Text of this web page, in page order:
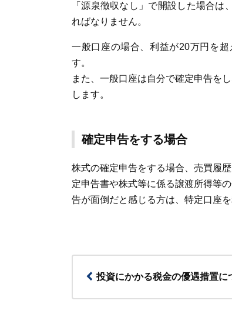
「源泉徴収なし」で開設した場合
ればなりません。
一般口座の場合、利益が20万円を
す。
また、一般口座は自分で確定申告を
します。
確定申告をする場合
株式の確定申告をする場合、売買履
定申告書や株式等に係る譲渡所得等
告が面倒だと感じる方は、特定口座
投資にかかる税金の優遇措置に